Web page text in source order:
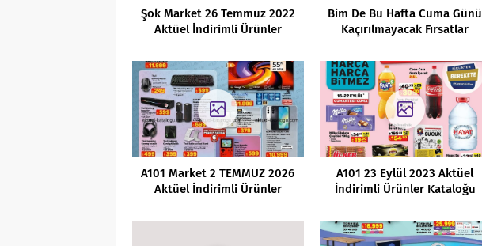
Şok Market 26 Temmuz 2022
Aktüel İndirimli Ürünler
Bim De Bu Hafta Cuma Günü
Kaçırılmayacak Fırsatlar
A101 Market 2 TEMMUZ 2026
Aktüel İndirimli Ürünler
A101 23 Eylül 2023 Aktüel
İndirimli Ürünler Kataloğu